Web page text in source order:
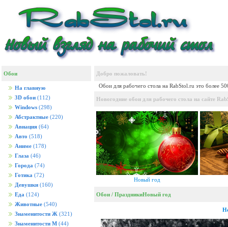
Обои
На главную
3D обои (112)
Windows (298)
Абстрактные (220)
Авиация (64)
Авто (518)
Аниме (178)
Глаза (46)
Города (74)
Готика (72)
Девушки (160)
Еда (124)
Животные (540)
Знаменитости Ж (321)
Знаменитости М (44)
Добро пожаловать!
Обои для рабочего стола на RabStol.ru это более
Новогодние обои для рабочего стола на сайте
Новый год
Обои / ПраздникиНовый год